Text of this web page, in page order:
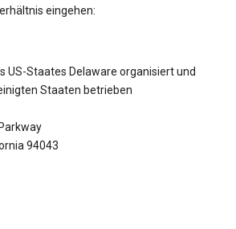
eingehen:
US-Staates Delaware organisiert und
Staaten betrieben
94043